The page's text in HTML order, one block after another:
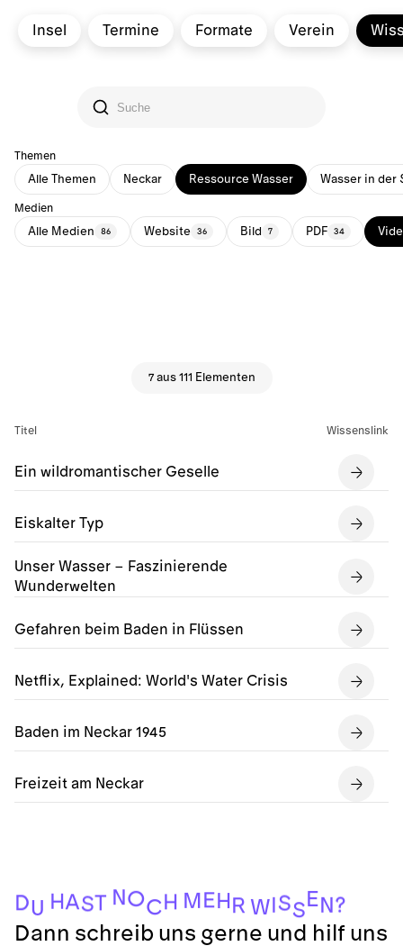
Insel Termine Formate Verein
Themen
Alle Themen Neckar Ressource Wasser Wasser in der
Medien
Alle Medien 86 Website 36 Bild 7 PDF 34
7 aus 111 Elementen
Titel Wissenslink
Ein wildromantischer Geselle
Eiskalter Typ
Unser Wasser – Faszinierende
Wunderwelten
Gefahren beim Baden in Flüssen
Netflix, Explained: World's Water Crisis
Baden im Neckar 1945
Freizeit am Neckar
DU H AST N OC H M E H R W SS E N ?
Dann schreib uns gerne und hilf uns